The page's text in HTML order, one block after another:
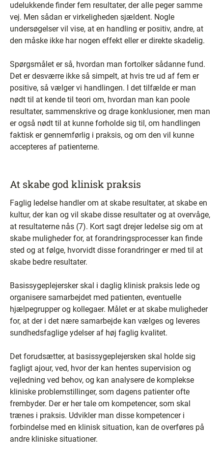
udelukkende finder fem resultater, der alle peger samme
vej. Men sådan er virkeligheden sjældent. Nogle
undersøgelser vil vise, at en handling er positiv, andre, at
den måske ikke har nogen effekt eller er direkte skadelig.
Spørgsmålet er så, hvordan man fortolker sådanne fund.
Det er desværre ikke så simpelt, at hvis tre ud af fem er
positive, så vælger vi handlingen. I det tilfælde er man
nødt til at kende til teori om, hvordan man kan poole
resultater, sammenskrive og drage konklusioner, men man
er også nødt til at kunne forholde sig til, om handlingen
faktisk er gennemførlig i praksis, og om den vil kunne
accepteres af patienterne.
At skabe god klinisk praksis
Faglig ledelse handler om at skabe resultater, at skabe en
kultur, der kan og vil skabe disse resultater og at overvåge,
at resultaterne nås (7). Kort sagt drejer ledelse sig om at
skabe muligheder for, at forandringsprocesser kan finde
sted og at følge, hvorvidt disse forandringer er med til at
skabe bedre resultater.
Basissygeplejersker skal i daglig klinisk praksis lede og
organisere samarbejdet med patienten, eventuelle
hjælpegrupper og kollegaer. Målet er at skabe muligheder
for, at der i det nære samarbejde kan vælges og leveres
sundhedsfaglige ydelser af høj faglig kvalitet.
Det forudsætter, at basissygeplejersken skal holde sig
fagligt ajour, ved, hvor der kan hentes supervision og
vejledning ved behov, og kan analysere de komplekse
kliniske problemstillinger, som dagens patienter ofte
frembyder. Der er her tale om kompetencer, som skal
trænes i praksis. Udvikler man disse kompetencer i
forbindelse med en klinisk situation, kan de overføres på
andre kliniske situationer.